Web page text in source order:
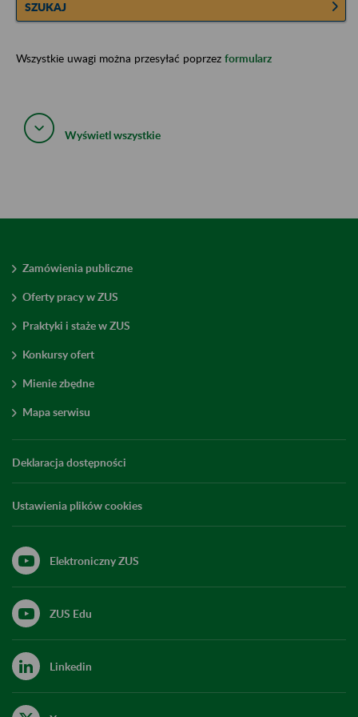
SZUKAJ
Wszystkie uwagi można przesyłać poprzez formularz
Wyświetl wszystkie
Zamówienia publiczne
Oferty pracy w ZUS
Praktyki i staże w ZUS
Konkursy ofert
Mienie zbędne
Mapa serwisu
Deklaracja dostępności
Ustawienia plików cookies
Elektroniczny ZUS
ZUS Edu
Linkedin